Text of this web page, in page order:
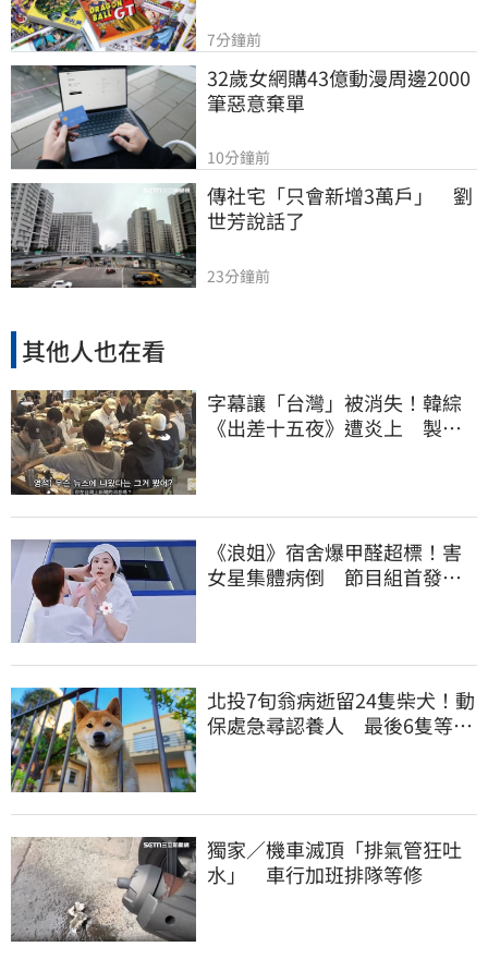
7分鐘前
32歲女網購43億動漫周邊2000
筆惡意棄單
10分鐘前
傳社宅「只會新增3萬戶」　劉
世芳說話了
23分鐘前
其他人也在看
字幕讓「台灣」被消失！韓綜
《出差十五夜》遭炎上 製作
《浪姐》宿舍爆甲醛超標！害
女星集體病倒 節目組首發聲
北投7旬翁病逝留24隻柴犬！動
保處急尋認養人 最後6隻等新
獨家／機車滅頂「排氣管狂吐
水」 車行加班排隊等修